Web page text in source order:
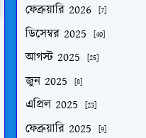
ফেব্রুয়ারি 2026
[7]
ডিসেম্বর 2025 [40]
আগস্ট 2025 [25]
জুন 2025 [8]
এপ্রিল 2025 [23]
ফেব্রুয়ারি 2025 [9]